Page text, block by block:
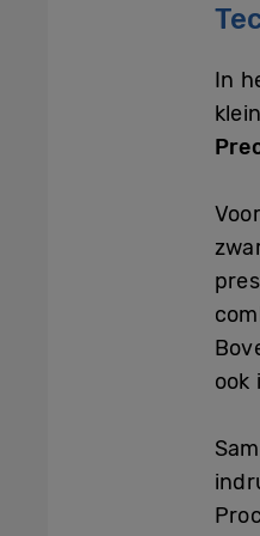
In
ook